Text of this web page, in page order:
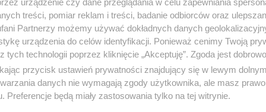
oczu wznieść ku niebu, lecz bił się w piersi i mówił: "Boże,
funkcję psychologiczną, ukazując naszą słabość i
miał na myśli Papież Franciszek. Czy to w
Reklama
treści, pomiar reklam i treści, badanie odbiorców oraz
Partnerzy możemy używać dokładnych danych
urządzenia do celów identyfikacji. Ponieważ cenimy Twoją
tych technologii poprzez kliknięcie „Akceptuję”. Zgoda jest
przycisk ustawień prywatności znajdujący się w lewym
danych nie wymagają zgody użytkownika, ale masz
Preferencje będą miały zastosowania tylko na tej witrynie.